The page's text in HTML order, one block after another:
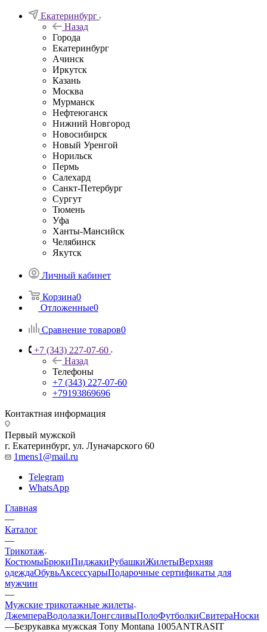
Екатеринбург
Назад
Города
Екатеринбург
Ачинск
Иркутск
Казань
Москва
Мурманск
Нефтеюганск
Нижний Новгород
Новосибирск
Новый Уренгой
Норильск
Пермь
Салехард
Санкт-Петербург
Сургут
Тюмень
Уфа
Ханты-Мансийск
Челябинск
Якутск
Личный кабинет
Корзина0
Отложенные0
Сравнение товаров0
+7 (343) 227-07-60
Назад
Телефоны
+7 (343) 227-07-60
+79193869696
Контактная информация
Первый мужской
г. Екатеринбург, ул. Луначарского 60
1mens1@mail.ru
Telegram
WhatsApp
Главная
—
Каталог
—
Трикотаж
КостюмыБрюкиПиджакиРубашкиЖилетыВерхняя
одеждаОбувьАксессуарыПодарочные сертификаты для
мужчин
—
Мужские трикотажные жилеты
ДжемпераВодолазкиЛонгсливыПолоФутболкиСвитераНоски
—Безрукавка мужская Tony Montana 1005ANTRASIT